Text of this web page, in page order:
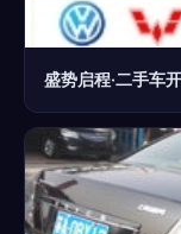
盛势启程·二手车